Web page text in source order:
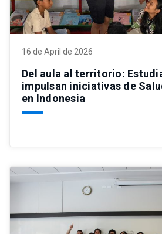
16 de April de 2026
Del aula al territorio:
impulsan iniciativas de
en Indonesia